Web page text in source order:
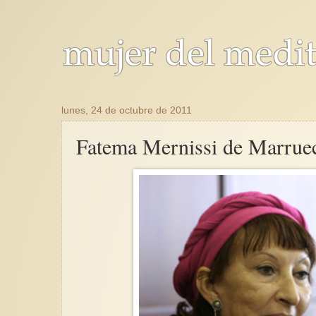
lunes, 24 de octubre de 2011
Fatema Mernissi de